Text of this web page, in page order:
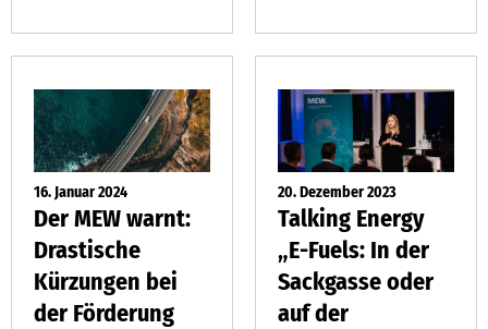
16. Januar 2024
Der MEW warnt:
Drastische
Kürzungen bei
der Förderung
20. Dezember 2023
Talking Energy
„E-Fuels: In der
Sackgasse oder
auf der